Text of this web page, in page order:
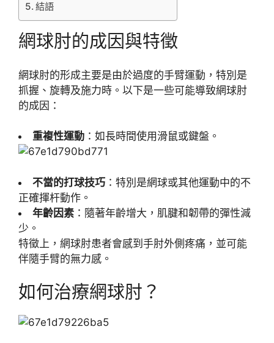
結語
網球肘的成因與特徵
網球肘的形成主要是由於過度的手臂運動，特別是
抓握、旋轉及施力時。以下是一些可能導致網球肘
的成因：
重複性運動 ：如長時間使用滑鼠或鍵盤。
不當的打球技巧 ：特別是網球或其他運動中的不
正確揮杆動作。
年齡因素 ：隨著年齡增大，肌腱和韌帶的彈性減
少。
特徵上，網球肘患者會感到手肘外側疼痛，並可能
伴隨手臂的無力感。
如何治療網球肘？